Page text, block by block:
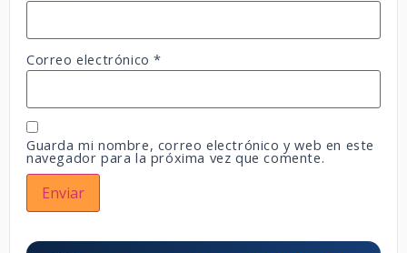
Correo electrónico*
Guarda mi nombre, correo electrónico y web en este
navegador para la próxima vez que comente.